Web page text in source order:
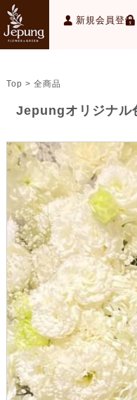
新規会員登録
Top > 全商品
Jepungオリジナ